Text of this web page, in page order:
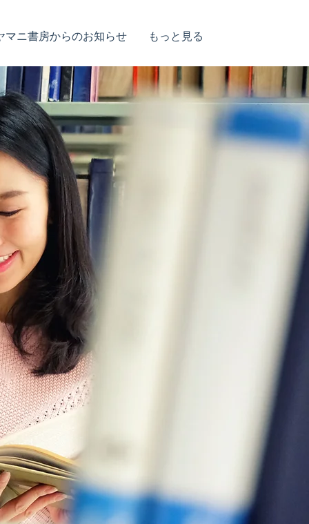
マニ書房からのお知らせ もっと見る